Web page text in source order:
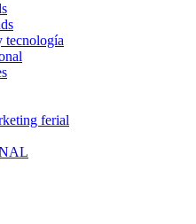
tecnología
ferial